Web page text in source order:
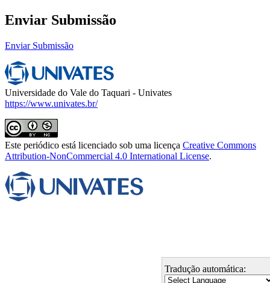
Enviar Submissão
Enviar Submissão
Universidade do Vale do Taquari - Univates
https://www.univates.br/
Este periódico está licenciado sob uma licença Creative Commons
Attribution-NonCommercial 4.0 International License.
Tradução automática: